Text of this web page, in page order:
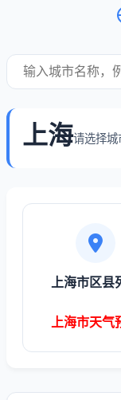
上海请选择城
上海市区县
上海市天气